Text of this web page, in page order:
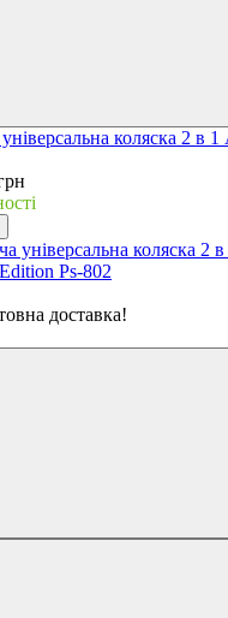
коляска 2 в
доставка!